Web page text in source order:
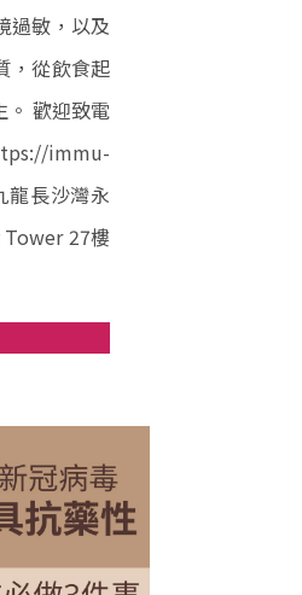
過敏，以及
，從飲食起
。 歡迎致電
immu-
龍長沙灣永
27樓